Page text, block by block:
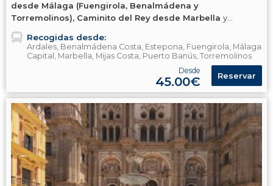
desde Málaga (Fuengirola, Benalmádena y
Torremolinos), Caminito del Rey desde Marbella y
Caminito del Rey Tickets - Modalidad Sin Transporte.
Recogidas desde:
Ardales, Benalmádena Costa, Estepona, Fuengirola, Málaga
Capital, Marbella, Mijas Costa, Puerto Banús, Torremolinos
Desde
45.00€ Reservar